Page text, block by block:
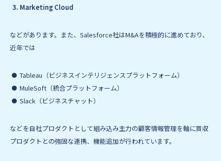
Marketing Cloud
などがあります。また、Salesforce社はM&Aを積極的に進めており、
近年では
Tableau（ビジネスインテリジェンスプラットフォーム）
MuleSoft（統合プラットフォーム）
Slack（ビジネスチャット）
などを自社プロダクトとして組み込み主力の顧客情報管理を軸に買収
プロダクトとの強固な連携、機能追加が行われています。